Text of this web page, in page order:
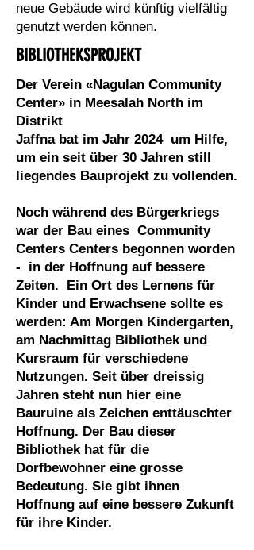
neue Gebäude wird künftig vielfältig
genutzt werden können.
BIBLIOTHEKSPROJEKT
Der Verein «Nagulan Community
Center» in Meesalah North im
Distrikt
Jaffna bat im Jahr 2024 um Hilfe,
um ein seit über 30 Jahren still
liegendes Bauprojekt zu vollenden.
Noch während des Bürgerkriegs
war der Bau eines Community
Centers Centers begonnen worden
- in der Hoffnung auf bessere
Zeiten. Ein Ort des Lernens für
Kinder und Erwachsene sollte es
werden: Am Morgen Kindergarten,
am Nachmittag Bibliothek und
Kursraum für verschiedene
Nutzungen. Seit über dreissig
Jahren steht nun hier eine
Bauruine als Zeichen enttäuschter
Hoffnung. Der Bau dieser
Bibliothek hat für die
Dorfbewohner eine grosse
Bedeutung. Sie gibt ihnen
Hoffnung auf eine bessere Zukunft
für ihre Kinder.